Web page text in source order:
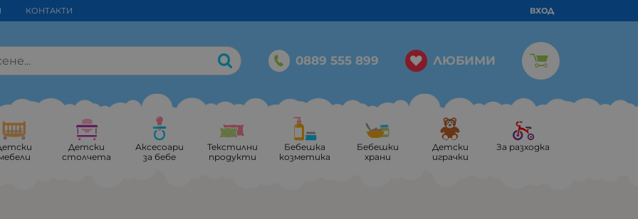
КОНТАКТИ ВХОД
0889 555 899 ЛЮБИМИ
Детски
столчета
Аксесоари
за бебе
Текстилни
продукти
Бебешка
козметика
Бебешки
храни
Детски
играчки
За разходка